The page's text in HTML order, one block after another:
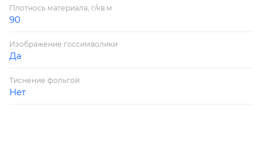
Плотнось материала, г/кв.м
90
Изображение госсимволики
Да
Тиснение фольгой
Нет